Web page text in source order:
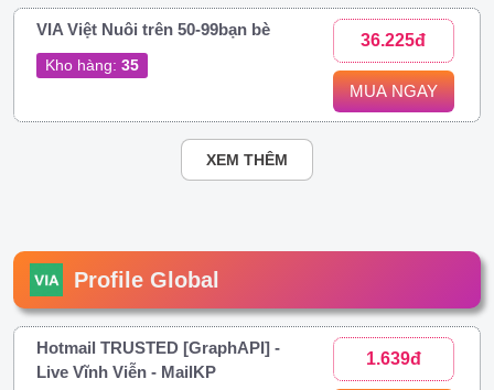
VIA Việt Nuôi trên 50-99bạn bè
Kho hàng: 35
36.225đ
MUA NGAY
XEM THÊM
Profile Global
Hotmail TRUSTED [GraphAPI] -
Live Vĩnh Viễn - MailKP
1.639đ